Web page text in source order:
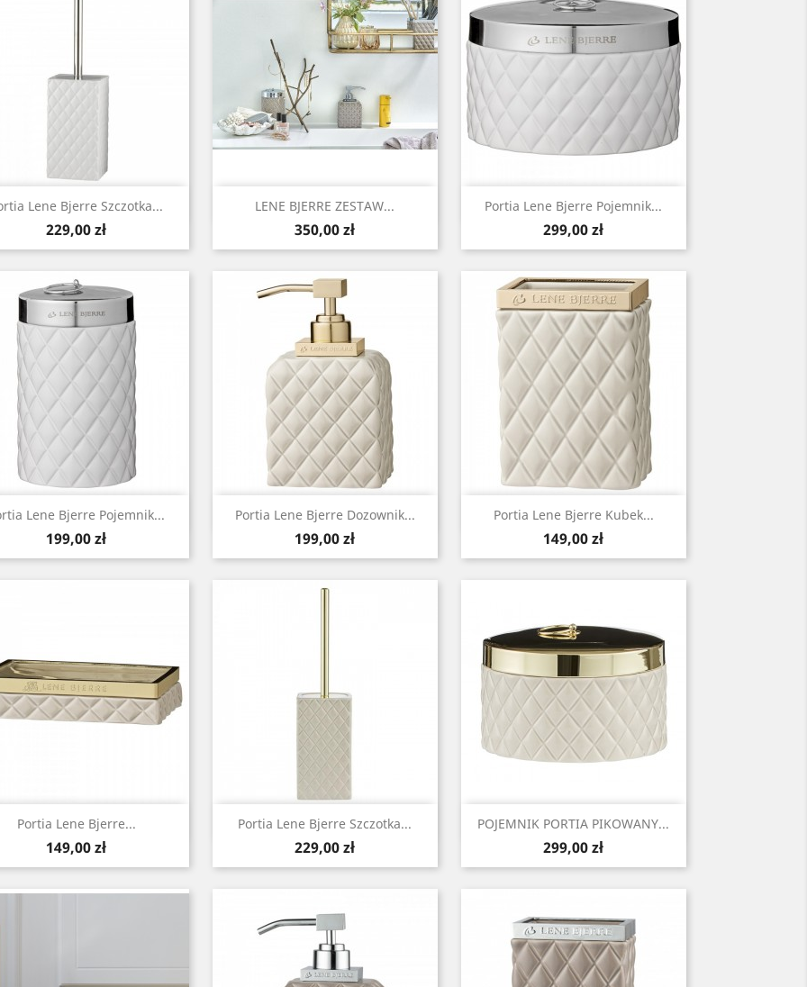
Lene Bjerre Szczotka...
Cena
229,00 zł
Szybki podgląd LENE BJERRE ZESTAW...
Cena
350,00 zł
Szybki podgląd Portia Lene Bjerre Pojemnik...
Cena
299,00 zł
Szybki podgląd
Lene Bjerre Pojemnik...
Cena
199,00 zł
Szybki podgląd Portia Lene Bjerre Dozownik...
Cena
199,00 zł
Szybki podgląd Portia Lene Bjerre Kubek...
Cena
149,00 zł
 Szybki podgląd
Portia Lene Bjerre...
Cena
149,00 zł
Szybki podgląd Portia Lene Bjerre Szczotka...
Cena
229,00 zł
Szybki podgląd POJEMNIK PORTIA PIKOWANY...
Cena
299,00 zł
Szybki podgląd